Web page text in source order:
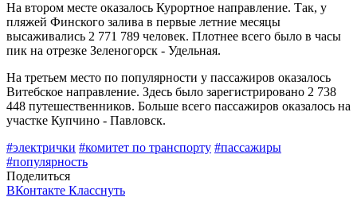
На втором месте оказалось Курортное направление. Так, у
пляжей Финского залива в первые летние месяцы
высаживались 2 771 789 человек. Плотнее всего было в часы
пик на отрезке Зеленогорск - Удельная.
На третьем место по популярности у пассажиров оказалось
Витебское направление. Здесь было зарегистрировано 2 738
448 путешественников. Больше всего пассажиров оказалось на
участке Купчино - Павловск.
#электрички #комитет по транспорту #пассажиры
#популярность
Поделиться
ВКонтакте Класснуть